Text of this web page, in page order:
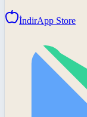
İndirApp Store